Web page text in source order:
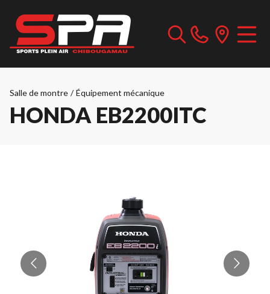
Salle de montre / Équipement mécanique
HONDA EB2200ITC